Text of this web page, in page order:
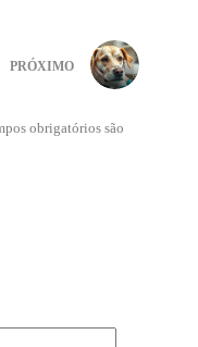
PRÓXIMO
obrigatórios são